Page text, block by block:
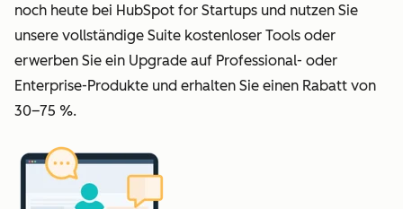
noch heute bei HubSpot for Startups und nutzen Sie
unsere vollständige Suite kostenloser Tools oder
erwerben Sie ein Upgrade auf Professional- oder
Enterprise-Produkte und erhalten Sie einen Rabatt von
30–75 %.